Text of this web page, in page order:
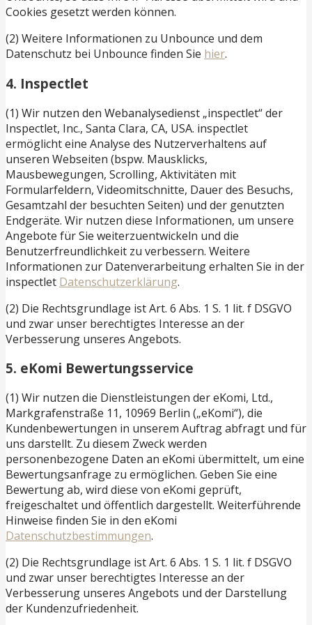
Cookies gesetzt werden können.
(2) Weitere Informationen zu Unbounce und dem
Datenschutz bei Unbounce finden Sie hier.
4. Inspectlet
(1) Wir nutzen den Webanalysedienst „inspectlet“ der
Inspectlet, Inc., Santa Clara, CA, USA. inspectlet
ermöglicht eine Analyse des Nutzerverhaltens auf
unseren Webseiten (bspw. Mausklicks,
Mausbewegungen, Scrolling, Aktivitäten mit
Formularfeldern, Videomitschnitte, Dauer des Besuchs,
Gesamtzahl der besuchten Seiten) und der genutzten
Endgeräte. Wir nutzen diese Informationen, um unsere
Angebote für Sie weiterzuentwickeln und die
Benutzerfreundlichkeit zu verbessern. Weitere
Informationen zur Datenverarbeitung erhalten Sie in der
inspectlet Datenschutzerklärung.
(2) Die Rechtsgrundlage ist Art. 6 Abs. 1 S. 1 lit. f DSGVO
und zwar unser berechtigtes Interesse an der
Verbesserung unseres Angebots.
5. eKomi Bewertungsservice
(1) Wir nutzen die Dienstleistungen der eKomi, Ltd.,
Markgrafenstraße 11, 10969 Berlin („eKomi“), die
Kundenbewertungen in unserem Auftrag abfragt und für
uns darstellt. Zu diesem Zweck werden
personenbezogene Daten an eKomi übermittelt, um eine
Bewertungsanfrage zu ermöglichen. Geben Sie eine
Bewertung ab, wird diese von eKomi geprüft,
freigeschaltet und öffentlich dargestellt. Weiterführende
Hinweise finden Sie in den eKomi
Datenschutzbestimmungen.
(2) Die Rechtsgrundlage ist Art. 6 Abs. 1 S. 1 lit. f DSGVO
und zwar unser berechtigtes Interesse an der
Verbesserung unseres Angebots und der Darstellung
der Kundenzufriedenheit.